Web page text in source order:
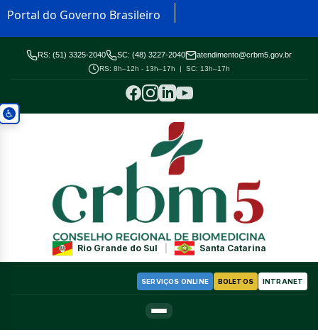
Portal do Governo Brasileiro
RS: (51) 3325-2040 SC: (48) 3227-2040 atendimento@crbm5.gov.br
RS: 8h–12h - 13h–17h | SC: 13h–17h
Rio Grande do Sul Santa Catarina
SERVIÇOS ONLINE BOLETOS INTRANET